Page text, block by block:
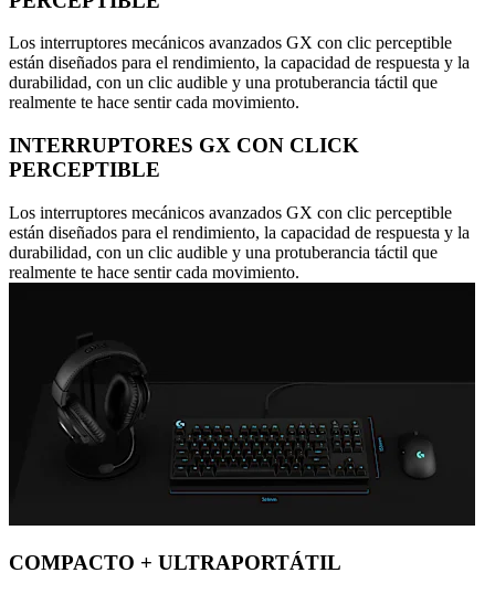
Los interruptores mecánicos avanzados GX con clic perceptible
están diseñados para el rendimiento, la capacidad de respuesta y la
durabilidad, con un clic audible y una protuberancia táctil que
realmente te hace sentir cada movimiento.
INTERRUPTORES GX CON CLICK
PERCEPTIBLE
Los interruptores mecánicos avanzados GX con clic perceptible
están diseñados para el rendimiento, la capacidad de respuesta y la
durabilidad, con un clic audible y una protuberancia táctil que
realmente te hace sentir cada movimiento.
COMPACTO + ULTRAPORTÁTIL